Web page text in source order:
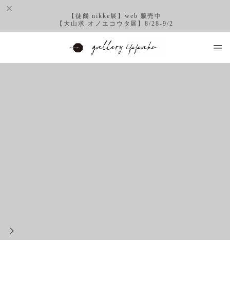
【徒爾 nikke展】web 販売中
【大山求 オノエコウタ展】8/28-9/2